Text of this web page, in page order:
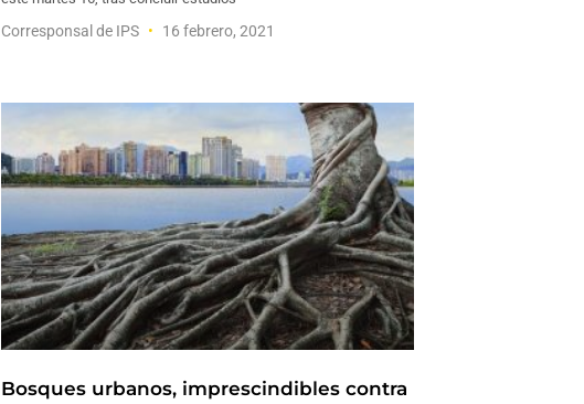
Corresponsal de IPS 16 febrero, 2021
Bosques urbanos, imprescindibles contra